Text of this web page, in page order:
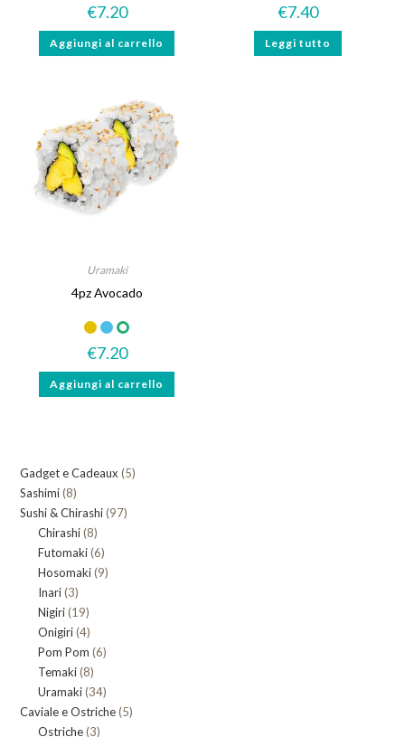
€7.20
Aggiungi al carrello
€7.40
Leggi tutto
Uramaki
4pz Avocado
€7.20
Aggiungi al carrello
Gadget e Cadeaux 55
Sashimi 88
prodotti
Sushi & Chirashi 9797
Chirashi 88
prodotti
Futomaki 66
prodotti
Hosomaki 99
Inari 33
prodotti
Nigiri 1919
prodotti
Onigiri 44
prodotti
Pom Pom 66
Temaki 88
prodotti
Uramaki 3434
prodotti
Caviale e Ostriche 55
Ostriche 33